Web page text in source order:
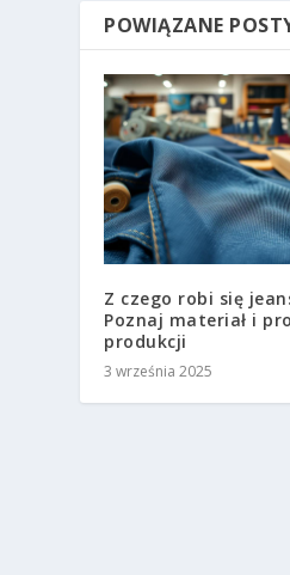
POWIĄZANE
Z czego robi się
Poznaj materiał i
produkcji
3 września 2025